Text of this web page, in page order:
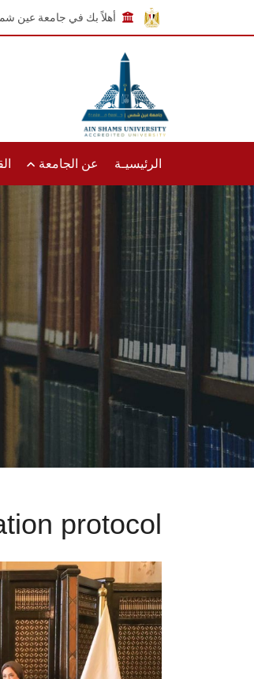
أهلاً بك في جامعة عين
الرئيسيـة عن الجامعة
protocol